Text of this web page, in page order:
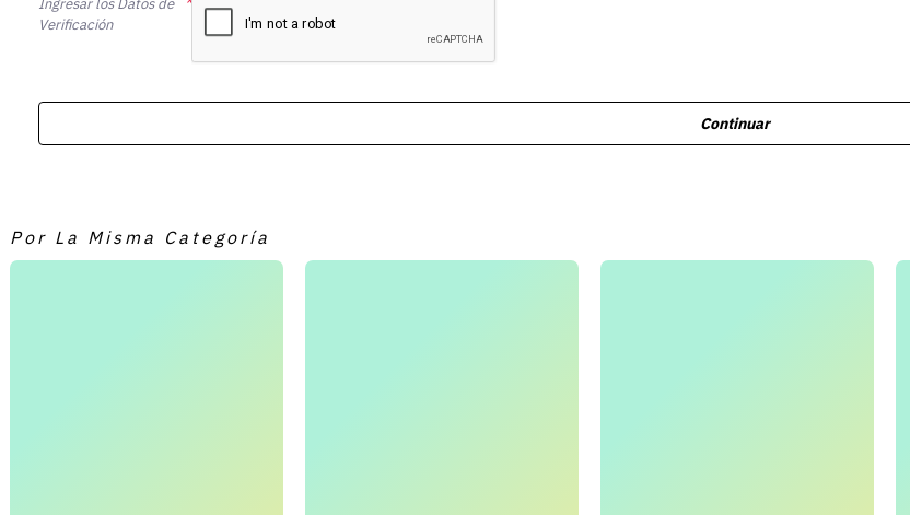
Ingresar los Datos de
Verificación
Continuar
Por La Misma Categoría